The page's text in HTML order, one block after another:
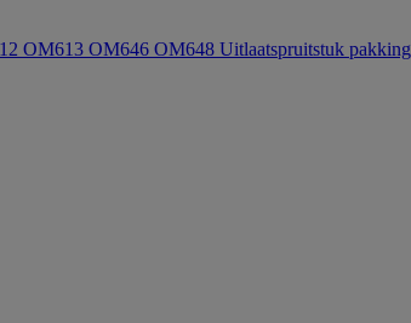
OM613 OM646 OM648 Uitlaatspruitstuk pakking